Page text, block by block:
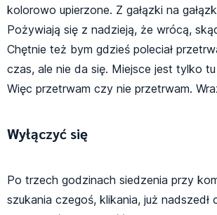
kolorowo upierzone. Z gałązki na
Pożywiają się z nadzieją, że wrócą,
Chętnie też bym gdzieś poleciał
czas, ale nie da się. Miejsce jest tylko
Więc przetrwam czy nie przetrwam.
Wyłączyć się
Po trzech godzinach siedzenia przy
szukania czegoś, klikania, już nadszedł